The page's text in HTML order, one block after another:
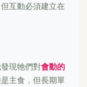
互動必須建立在
現牠們對會動的
主食，但長期單